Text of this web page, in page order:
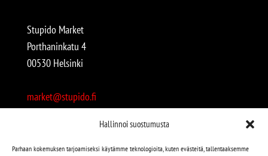
Hallinnoi suostumusta
Parhaan kokemuksen tarjoamiseksi käytämme teknologioita, kuten evästeitä, tallentaaksemme
Stupido Market
Porthaninkatu 4
00530 Helsinki
market@stupido.fi
Avoinna: